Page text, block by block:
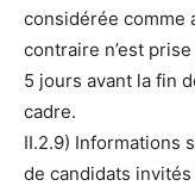
considérée comme
contraire n’est
5 jours avant la fin
cadre.
II.2.9) Informations
de candidats